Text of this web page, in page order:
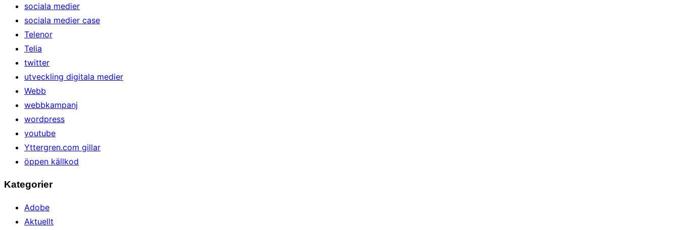
sociala medier
sociala medier case
Telenor
Telia
twitter
utveckling digitala medier
Webb
webbkampanj
wordpress
youtube
Yttergren.com gillar
öppen källkod
Kategorier
Adobe
Aktuellt